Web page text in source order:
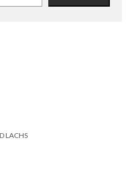
LACHS